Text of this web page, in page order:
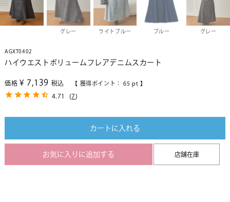
グレー ライトブルー ブルー グレー
AGXT0402
ハイウエストボリュームフレアデニムスカート
価格 ¥ 7,139 税込 【 獲得ポイント： 65 pt 】
4.71 (7)
カートに入れる
お気に入りに追加する 店舗在庫